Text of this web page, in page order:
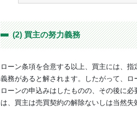
(2) 買主の努力義務
ローン条項を合意する以上、買主には、
義務があると解されます。したがって、ロ
ローンの申込みはしたものの、その後に
は、買主は売買契約の解除ないしは当然失